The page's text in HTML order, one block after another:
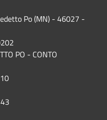
Po (MN) - 46027 -
PO - CONTO